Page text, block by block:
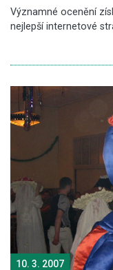
Významné ocenění
nejlepší internetové
10. 3. 2007